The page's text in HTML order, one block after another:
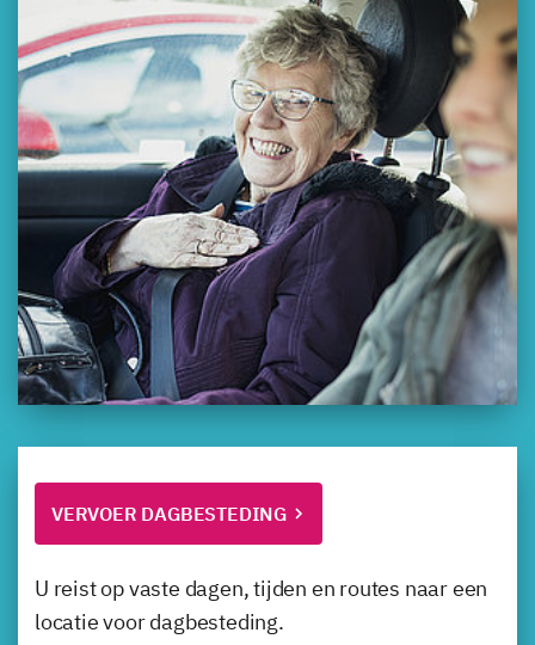
VERVOER DAGBESTEDING
U reist op vaste dagen, tijden en routes naar een
locatie voor dagbesteding.